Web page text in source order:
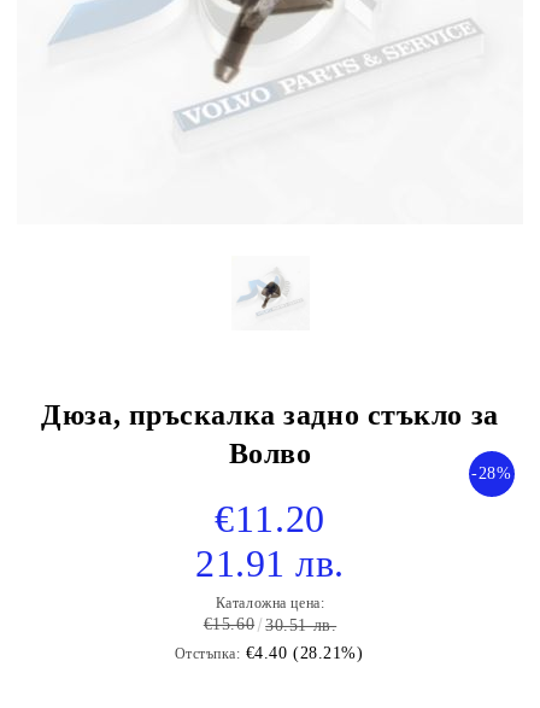
Дюза, пръскалка задно стъкло за
Волво
-28%
€11.20
21.91 лв.
Каталожна цена:
€15.60 30.51 лв.
Отстъпка: €4.40 (28.21%)